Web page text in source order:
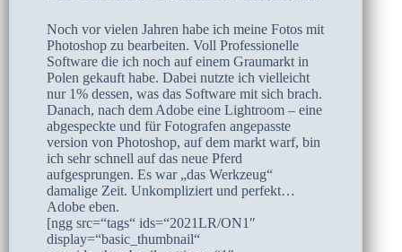
Noch vor vielen Jahren habe ich meine Fotos mit
Photoshop zu bearbeiten. Voll Professionelle
Software die ich noch auf einem Graumarkt in
Polen gekauft habe. Dabei nutzte ich vielleicht
nur 1% dessen, was das Software mit sich brach.
Danach, nach dem Adobe eine Lightroom – eine
abgespeckte und für Fotografen angepasste
version von Photoshop, auf dem markt warf, bin
ich sehr schnell auf das neue Pferd
aufgesprungen. Es war „das Werkzeug“
damalige Zeit. Unkompliziert und perfekt…
Adobe eben.
[ngg src=“tags“ ids=“2021LR/ON1″
display=“basic_thumbnail“